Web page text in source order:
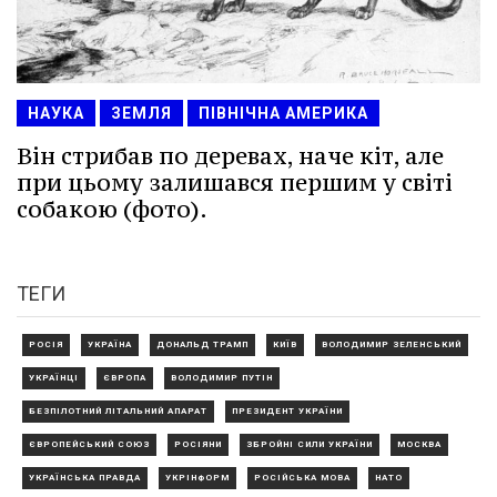
НАУКА ЗЕМЛЯ ПІВНІЧНА АМЕРИКА
Він стрибав по деревах, наче кіт, але
при цьому залишався першим у світі
собакою (фото).
ТЕГИ
РОСІЯ УКРАЇНА ДОНАЛЬД ТРАМП КИЇВ ВОЛОДИМИР ЗЕЛЕНСЬКИЙ
УКРАЇНЦІ ЄВРОПА ВОЛОДИМИР ПУТІН
БЕЗПІЛОТНИЙ ЛІТАЛЬНИЙ АПАРАТ ПРЕЗИДЕНТ УКРАЇНИ
ЄВРОПЕЙСЬКИЙ СОЮЗ РОСІЯНИ ЗБРОЙНІ СИЛИ УКРАЇНИ МОСКВА
УКРАЇНСЬКА ПРАВДА УКРІНФОРМ РОСІЙСЬКА МОВА НАТО